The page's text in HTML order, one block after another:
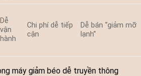
Dễ
vận
hành
Chi phí dễ tiếp
cận
Dễ bán “giảm mỡ
lạnh”
máy giảm béo dễ truyền thông